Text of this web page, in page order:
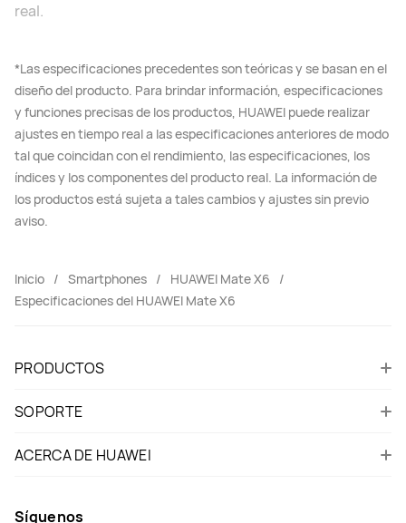
real.
*Las especificaciones precedentes son teóricas y se basan en el
diseño del producto. Para brindar información, especificaciones
y funciones precisas de los productos, HUAWEI puede realizar
ajustes en tiempo real a las especificaciones anteriores de modo
tal que coincidan con el rendimiento, las especificaciones, los
índices y los componentes del producto real. La información de
los productos está sujeta a tales cambios y ajustes sin previo
aviso.
Inicio Smartphones
HUAWEI Mate X6
Especificaciones del HUAWEI Mate X6
PRODUCTOS
SOPORTE
ACERCA DE HUAWEI
Síguenos